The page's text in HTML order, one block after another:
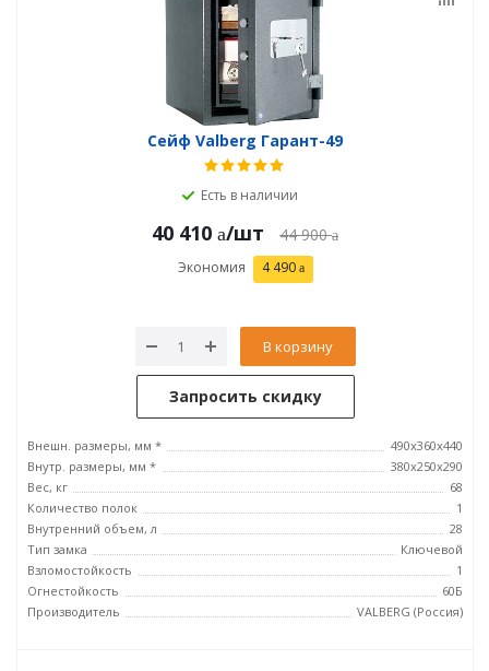
Сейф Valberg Гарант-49
Есть в наличии
40 410 /шт 44 900
Экономия 4 490
В корзину
Запросить скидку
Внешн. размеры, мм *
490x360x440
Внутр. размеры, мм *
380x250x290
Вес, кг
68
Количество полок
1
Внутренний объем, л
28
Тип замка
Ключевой
Взломостойкость
1
Огнестойкость
60Б
Производитель
VALBERG (Россия)